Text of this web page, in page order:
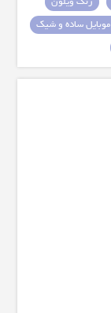
ساده و شیک